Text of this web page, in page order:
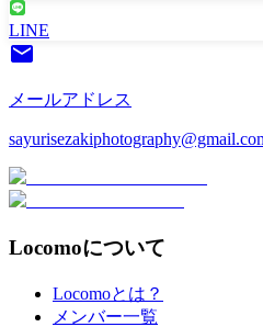
LINE
メールアドレス
Locomoについて
Locomoとは？
メンバー一覧